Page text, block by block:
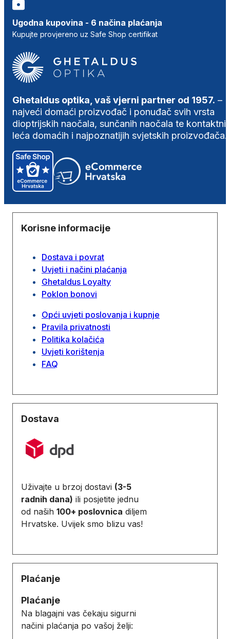
Ugodna kupovina - 6 načina plaćanja
Kupujte provjereno uz Safe Shop certifikat
Ghetaldus optika, vaš vjerni partner od 1957. –
najveći domaći proizvođač i ponuđač svih vrsta
dioptrijskih naočala, sunčanih naočala te
leća domaćih i najpoznatijih svjetskih proizvođača.
Korisne informacije
Dostava i povrat
Uvjeti i načini plaćanja
Ghetaldus Loyalty
Poklon bonovi
Opći uvjeti poslovanja i kupnje
Pravila privatnosti
Politika kolačića
Uvjeti korištenja
FAQ
Dostava
Uživajte u brzoj dostavi (3-5
radnih dana) ili posjetite jednu
od naših 100+ poslovnica diljem
Hrvatske. Uvijek smo blizu vas!
Plaćanje
Plaćanje
Na blagajni vas čekaju sigurni
načini plaćanja po vašoj želji: